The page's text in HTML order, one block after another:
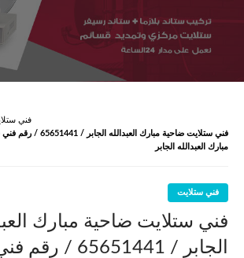
فني
فني ستلايت ضاحية مبارك
مبارك العبدالله الجابر
فني ستلايت
فني ستلايت ضاحية مبارك
الجابر /